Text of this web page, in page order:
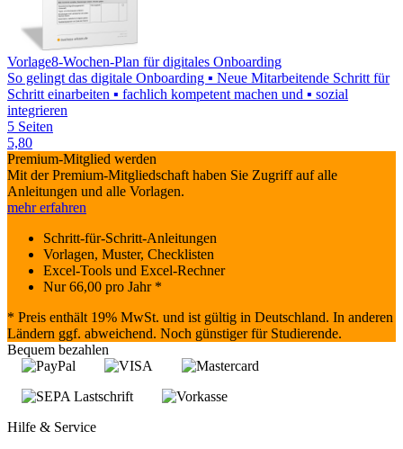
Vorlage8-Wochen-Plan für digitales Onboarding
So gelingt das digitale Onboarding ▪ Neue Mitarbeitende Schritt für
Schritt einarbeiten ▪ fachlich kompetent machen und ▪ sozial
integrieren
5 Seiten
5,80
Premium-Mitglied werden
Mit der Premium-Mitgliedschaft haben Sie Zugriff auf alle
Anleitungen und alle Vorlagen.
mehr erfahren
Schritt-für-Schritt-Anleitungen
Vorlagen, Muster, Checklisten
Excel-Tools und Excel-Rechner
Nur66,00 pro Jahr *
* Preis enthält 19% MwSt. und ist gültig in Deutschland. In anderen
Ländern ggf. abweichend. Noch günstiger für Studierende.
Bequem bezahlen
Hilfe & Service